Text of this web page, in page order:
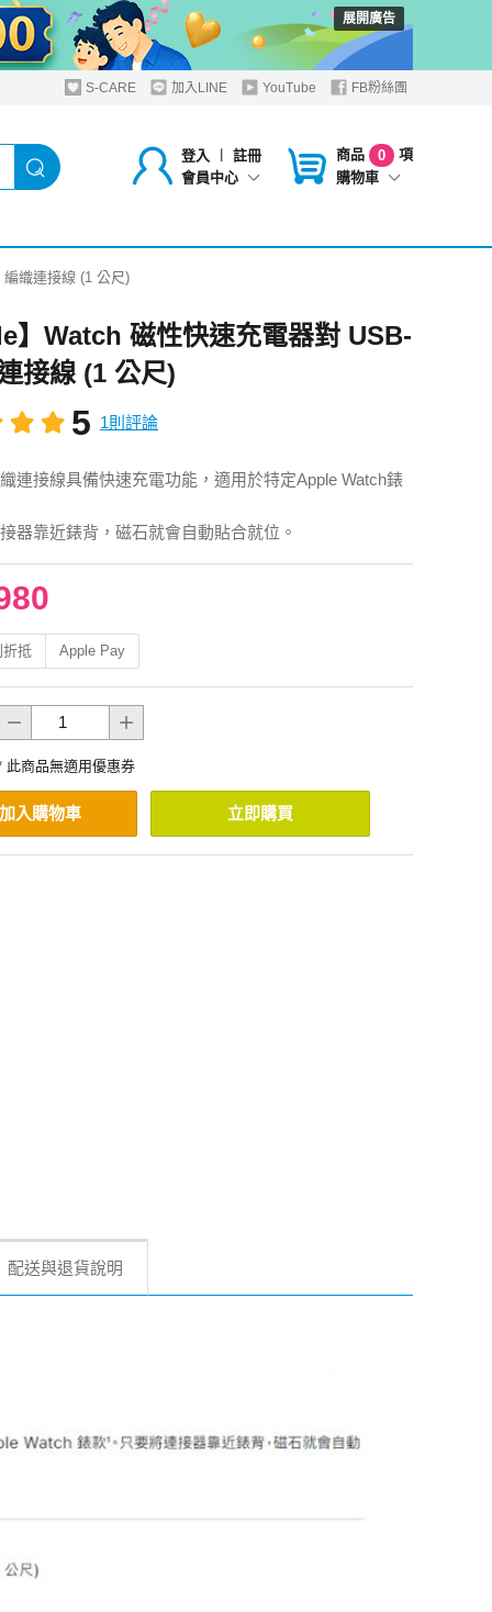
展開廣告
S-CARE 加入LINE YouTube FB粉絲團
登入 ︱
註冊
會員中心
商品 0
項
購物車
織連接線 (1 公尺)
】Watch 磁性快速充電器對 USB-
接線 (1 公尺)
5 1則評論
連接線具備快速充電功能，適用於特定Apple Watch錶
器靠近錶背，磁石就會自動貼合就位。
抵 Apple Pay
此商品無適用優惠券
加入購物車 立即購買
配送與退貨說明